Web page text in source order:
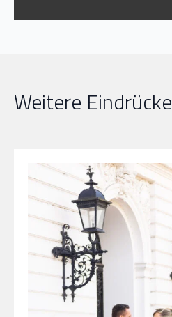
Weitere Eindrücke